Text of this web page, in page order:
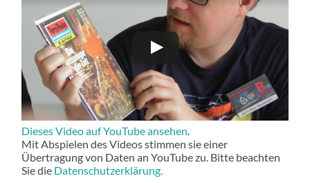
Dieses Video auf YouTube ansehen.
Mit Abspielen des Videos stimmen sie einer
Übertragung von Daten an YouTube zu. Bitte beachten
Sie die Datenschutzerklärung.